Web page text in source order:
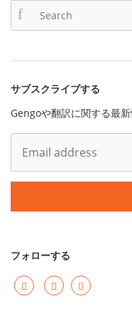
サブスクライブする
Gengoや翻訳に関する最
フォローする